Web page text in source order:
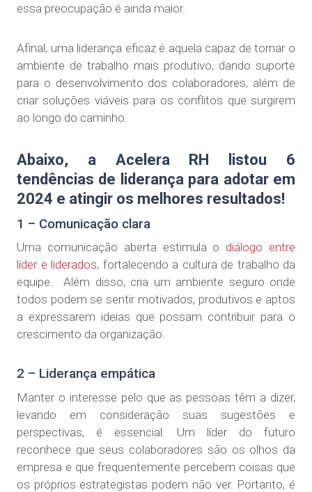
essa preocupação é ainda maior.
Afinal, uma liderança eficaz é aquela capaz de tornar o
ambiente de trabalho mais produtivo, dando suporte
para o desenvolvimento dos colaboradores, além de
criar soluções viáveis para os conflitos que surgirem
ao longo do caminho.
Abaixo, a Acelera RH listou 6
tendências de liderança para adotar em
2024 e atingir os melhores resultados!
1 – Comunicação clara
Uma comunicação aberta estimula o diálogo entre
líder e liderados, fortalecendo a cultura de trabalho da
equipe. Além disso, cria um ambiente seguro onde
todos podem se sentir motivados, produtivos e aptos
a expressarem ideias que possam contribuir para o
crescimento da organização.
2 – Liderança empática
Manter o interesse pelo que as pessoas têm a dizer,
levando em consideração suas sugestões e
perspectivas, é essencial. Um líder do futuro
reconhece que seus colaboradores são os olhos da
empresa e que frequentemente percebem coisas que
os próprios estrategistas podem não ver. Portanto, é